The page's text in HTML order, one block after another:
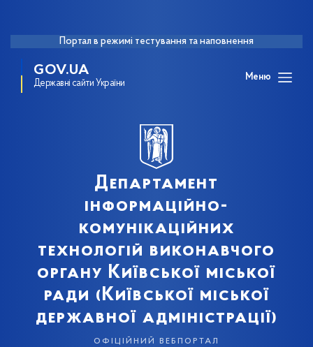
Портал в режимі тестування та наповнення
GOV.UA
Державні сайти України
Меню
Департамент
інформаційно-
комунікаційних
технологій виконавчого
органу Київської міської
ради (Київської міської
державної адміністрації)
офіційний вебпортал